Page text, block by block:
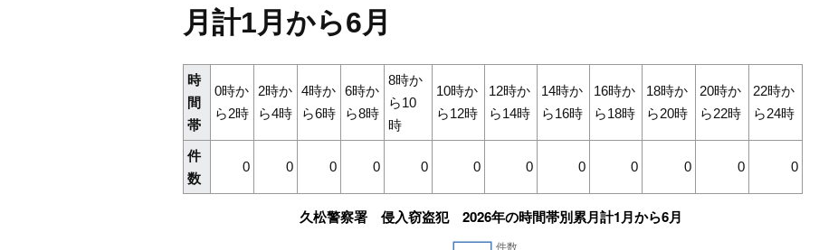
月計1月から6月
時
間
帯
0時か
ら2時
2時か
ら4時
4時か
ら6時
6時か
ら8時
8時か
ら10
時
10時か
ら12時
12時か
ら14時
14時か
ら16時
16時か
ら18時
18時か
ら20時
20時か
ら22時
22時か
ら24時
件
数
0 0 0 0 0 0 0 0 0 0 0 0